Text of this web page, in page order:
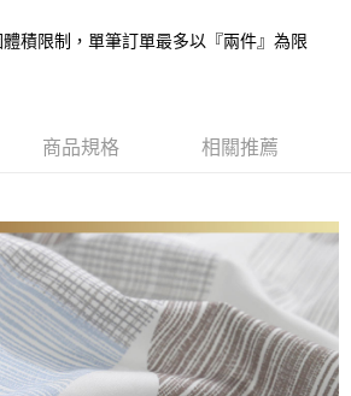
簡訊認證，即可結帳。
務後，再付款。
收到繳費通知簡訊。
同意取消之訂單仍視為有效，需透過AFTEE先享
先享後付 」之結帳頁面顯示為準，若有關於
消欲退款等相關疑問，請聯繫「AFTEE先享後付
support/home
限公司提供之「AFTEE先享後付」服務完成之交
含以上)免運費
含以上)免運費
積限制，單筆訂單最多以『兩件』為限
商品規格 相關推薦